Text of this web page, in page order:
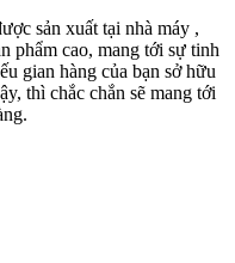
sản xuất tại nhà máy ,
phẩm cao, mang tới sự tinh
gian hàng của bạn sở hữu
thì chắc chắn sẽ mang tới